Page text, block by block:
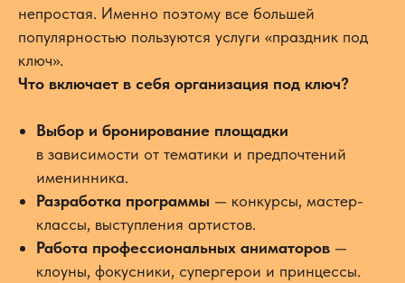
непростая. Именно поэтому все большей
популярностью пользуются услуги «праздник под
ключ».
Что включает в себя организация под ключ?
Выбор и бронирование площадки
в зависимости от тематики и предпочтений
именинника.
Разработка программы — конкурсы, мастер-
классы, выступления артистов.
Работа профессиональных аниматоров —
клоуны, фокусники, супергерои и принцессы.